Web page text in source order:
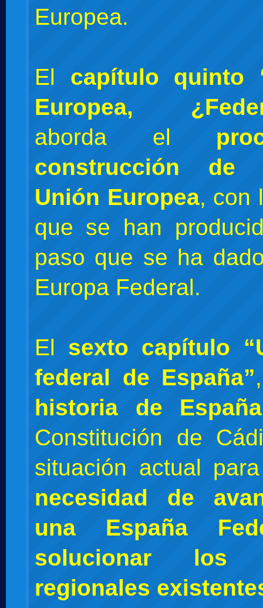
Europea.
El capítulo quinto
Europea,
aborda el
construcción de
Unión Europea, con
que se han
paso que se ha
Europa Federal.
El sexto capítulo
federal de España”
historia de España
Constitución de
situación actual
necesidad de
una España
solucionar los
regionales